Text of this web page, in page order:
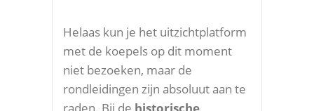
Helaas kun je het uitzichtplatform
met de koepels op dit moment
niet bezoeken, maar de
rondleidingen zijn absoluut aan te